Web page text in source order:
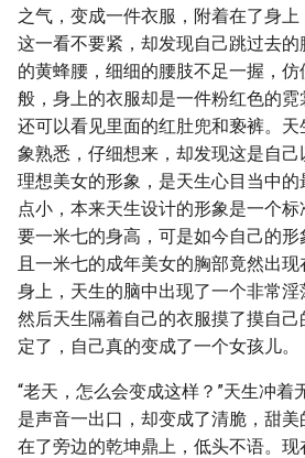
之气，变成一件衣服，附着在了身上
这一看不要紧，却发现自己跳过去
的黄蜂腰，细细的腰肢不足一握，
般，身上的衣服却是一件粉红色的
还可以看见里面的红肚兜和亵裤。
象熟悉，仔细想来，却发现这是自
理想美女的形象，是天生心目当中
点小，本来天生设计的形象是一个
要一米七的身高，可是如今自己的
且一米七的成年美女的胸部竟然出
身上，天生的脑中出现了一个非常淫
然后天生隔着自己的衣服摸了摸自
定了，自己真的变成了一个女孩儿。
“老天，怎么会变成这样？”天生冲着
是声音一出口，却变成了清脆，甜
在了旁边的乾坤鼎上，低头不语。